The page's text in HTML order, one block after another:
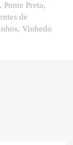
Ponte Preta
de
Vinhedo